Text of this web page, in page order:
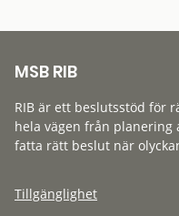
MSB RIB
RIB är ett beslutsstöd för
hela vägen från
fatta rätt beslut när
Tillgänglighet